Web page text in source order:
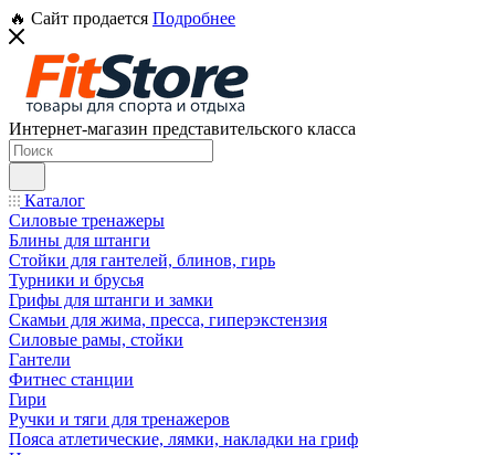
🔥 Сайт продается Подробнее
Интернет-магазин представительского класса
Каталог
Силовые тренажеры
Блины для штанги
Стойки для гантелей, блинов, гирь
Турники и брусья
Грифы для штанги и замки
Скамьи для жима, пресса, гиперэкстензия
Силовые рамы, стойки
Гантели
Фитнес станции
Гири
Ручки и тяги для тренажеров
Пояса атлетические, лямки, накладки на гриф